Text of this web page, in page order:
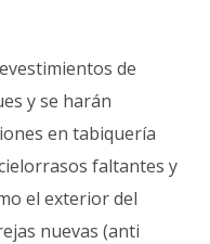
de
y se harán
en tabiquería
faltantes y
el exterior del
nuevas (anti